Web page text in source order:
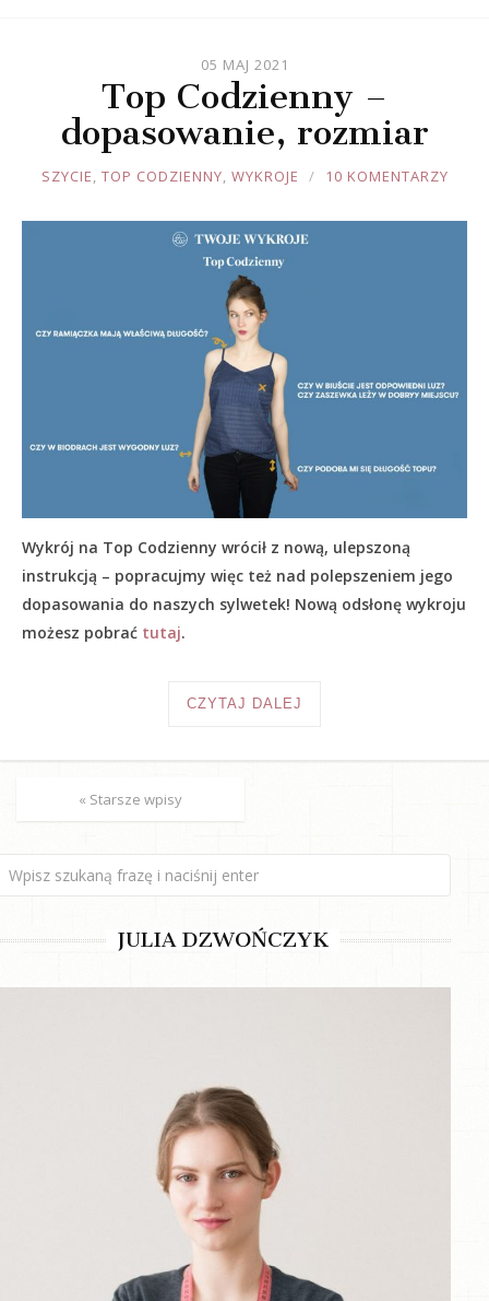
05 MAJ 2021
Top Codzienny –
dopasowanie, rozmiar
JOULE
SZYCIE, TOP CODZIENNY, WYKROJE 10 KOMENTARZY
Wykrój na Top Codzienny wrócił z nową, ulepszoną
instrukcją – popracujmy więc też nad polepszeniem jego
dopasowania do naszych sylwetek! Nową odsłonę wykroju
możesz pobrać tutaj.
CZYTAJ DALEJ
« Starsze wpisy
JULIA DZWOŃCZYK